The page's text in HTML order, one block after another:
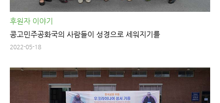
후원자 이야기
콩고민주공화국의 사람들이 성경으로 세워지기를
2022-05-18